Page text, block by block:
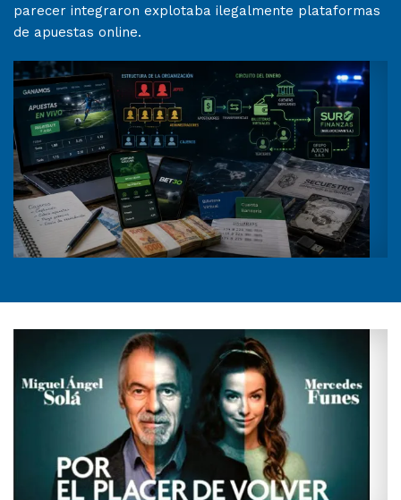
parecer integraron explotaba ilegalmente plataformas
de apuestas online.